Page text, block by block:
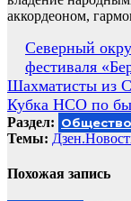
аккордеоном,
Навигация
по
записям
Северный
фестиваля
Шахматисты из
Кубка НСО по
Раздел: Общество
Темы:
Похожая запись